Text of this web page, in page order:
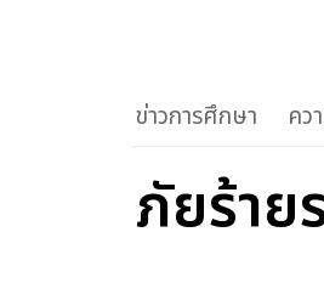
ข่าวการศึกษา คว
ภัยร้าย